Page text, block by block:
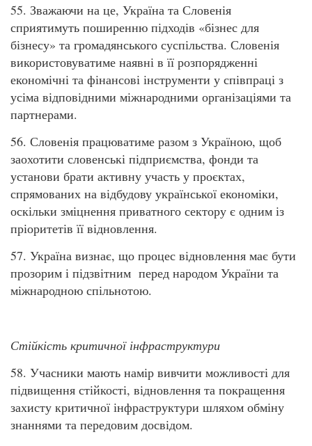
55. Зважаючи на це, Україна та Словенія
сприятимуть поширенню підходів «бізнес для
бізнесу» та громадянського суспільства. Словенія
використовуватиме наявні в її розпорядженні
економічні та фінансові інструменти у співпраці з
усіма відповідними міжнародними організаціями та
партнерами.
56. Словенія працюватиме разом з Україною, щоб
заохотити словенські підприємства, фонди та
установи брати активну участь у проєктах,
спрямованих на відбудову української економіки,
оскільки зміцнення приватного сектору є одним із
пріоритетів її відновлення.
57. Україна визнає, що процес відновлення має бути
прозорим і підзвітним перед народом України та
міжнародною спільнотою.
Стійкість критичної інфраструктури
58. Учасники мають намір вивчити можливості для
підвищення стійкості, відновлення та покращення
захисту критичної інфраструктури шляхом обміну
знаннями та передовим досвідом.